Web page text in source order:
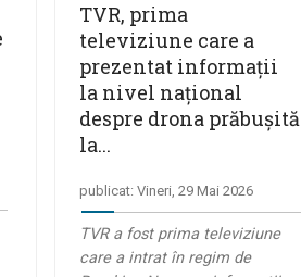
TVR, prima
televiziune care a
prezentat informații
la nivel național
despre drona prăbușită
la...
publicat: Vineri, 29 Mai 2026
TVR a fost prima televiziune
care a intrat în regim de